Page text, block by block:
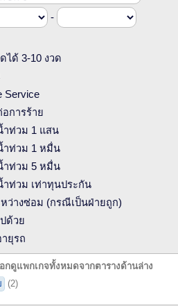
-
ได้ 3-10 งวด
Service
การร้าย
ำท่วม 1 แสน
ำท่วม 1 หมื่น
ำท่วม 5 หมื่น
ำท่วม เท่าทุนประกัน
ว่างซ่อม (กรณีเป็นฝ่ายถูก)
ด้วย
ยุรถ
กดูแพกเกจทั้งหมดจากตารางด้านล่าง
(2)